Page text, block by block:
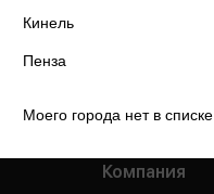
Кинель
Пенза
Моего города нет в списке
Компания